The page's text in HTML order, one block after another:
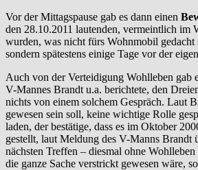
Vor der Mittagspause gab es dann einen
den 28.10.2011 lautenden, vermeintlich im
wurden, was nicht fürs Wohnmobil gedacht
sondern spätestens einige Tage vor der
Auch von der Verteidigung Wohlleben gab
V-Mannes Brandt u.a. berichtete, den
nichts von einem solchem Gespräch. Laut
gewesen sein soll, keine wichtige Rolle
laden, der bestätige, dass es im Oktober
gestellt, laut Meldung des V-Manns
nächsten Treffen – diesmal ohne
die ganze Sache verstrickt gewesen wäre,